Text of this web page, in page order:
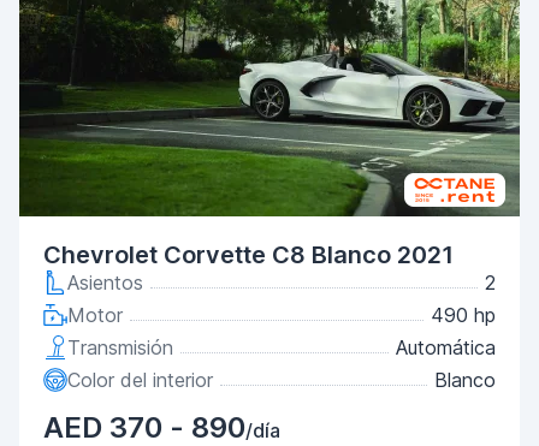
Chevrolet Corvette C8 Blanco 2021
Asientos
2
Motor
490 hp
Transmisión
Automática
Color del interior
Blanco
AED 370 - 890/día